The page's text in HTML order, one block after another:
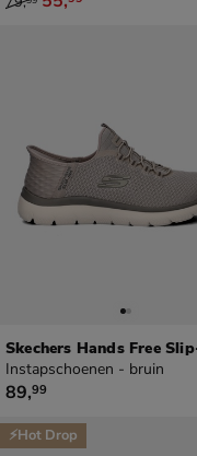
Instapschoenen - bruin
€ 89,99
89,99
⚡Hot Drop